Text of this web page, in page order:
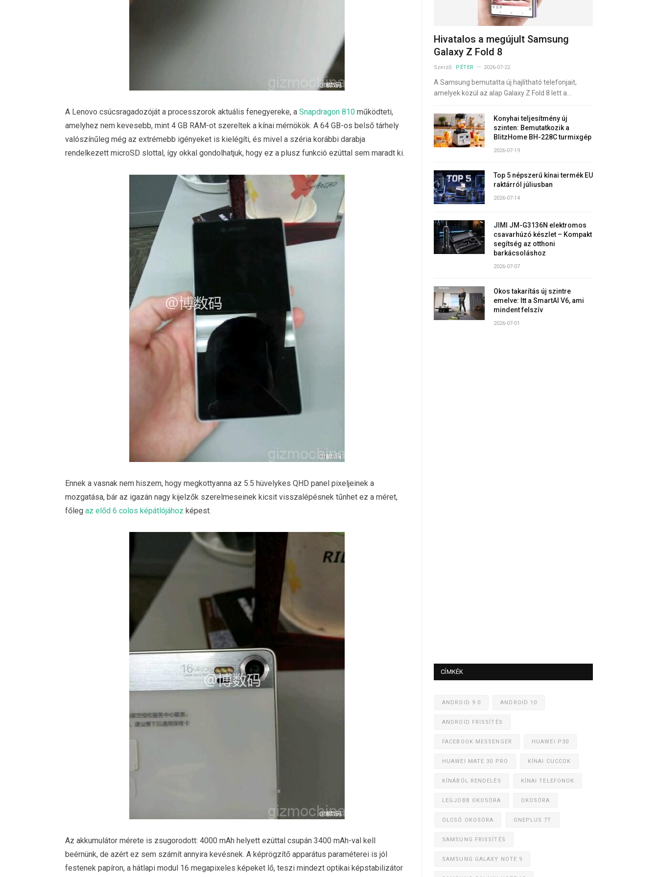
A Lenovo csúcsragadozóját a processzorok aktuális fenegyereke, a Snapdragon 810 működteti,
amelyhez nem kevesebb, mint 4 GB RAM-ot szereltek a kínai mérnökök. A 64 GB-os belső tárhely
valószínűleg még az extrémebb igényeket is kielégíti, és mivel a széria korábbi darabja
rendelkezett microSD slottal, így okkal gondolhatjuk, hogy ez a plusz funkció ezúttal sem maradt ki.
Ennek a vasnak nem hiszem, hogy megkottyanna az 5.5 hüvelykes QHD panel pixeljeinek a
mozgatása, bár az igazán nagy kijelzők szerelmeseinek kicsit visszalépésnek tűnhet ez a méret,
főleg az előd 6 colos képátlójához képest.
Az akkumulátor mérete is zsugorodott: 4000 mAh helyett ezúttal csupán 3400 mAh-val kell
beérnünk, de azért ez sem számít annyira kevésnek. A képrögzítő apparátus paraméterei is jól
festenek papíron, a hátlapi modul 16 megapixeles képeket lő, teszi mindezt optikai képstabilizátor
Hivatalos a megújult Samsung
Galaxy Z Fold 8
Szerző: PÉTER 2026-07-22
A Samsung bemutatta új hajlítható telefonjait,
amelyek közül az alap Galaxy Z Fold 8 lett a…
Konyhai teljesítmény új
szinten: Bemutatkozik a
BlitzHome BH-228C turmixgép
2026-07-19
Top 5 népszerű kínai termék EU
raktárról júliusban
2026-07-14
JIMI JM-G3136N elektromos
csavarhúzó készlet – Kompakt
segítség az otthoni
barkácsoláshoz
2026-07-07
Okos takarítás új szintre
emelve: Itt a SmartAI V6, ami
mindent felszív
2026-07-01
CÍMKÉK
ANDROID 9.0 ANDROID 10
ANDROID FRISSÍTÉS
FACEBOOK MESSENGER HUAWEI P30
HUAWEI MATE 30 PRO KÍNAI CUCCOK
KÍNÁBÓL RENDELÉS KÍNAI TELEFONOK
LEGJOBB OKOSÓRA OKOSÓRA
OLCSÓ OKOSÓRA ONEPLUS 7T
SAMSUNG FRISSÍTÉS
SAMSUNG GALAXY NOTE 9